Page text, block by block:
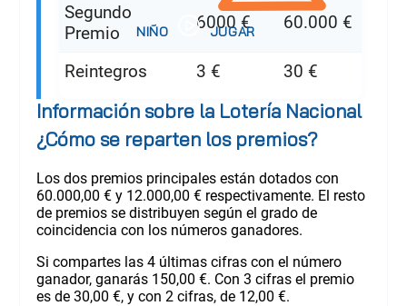
Segundo
Premio
6000 € 60.000 €
Reintegros 3 € 30 €
Información sobre la Lotería Nacional
¿Cómo se reparten los premios?
Los dos premios principales están dotados con
60.000,00 € y 12.000,00 € respectivamente. El resto
de premios se distribuyen según el grado de
coincidencia con los números ganadores.
Si compartes las 4 últimas cifras con el número
ganador, ganarás 150,00 €. Con 3 cifras el premio
es de 30,00 €, y con 2 cifras, de 12,00 €.